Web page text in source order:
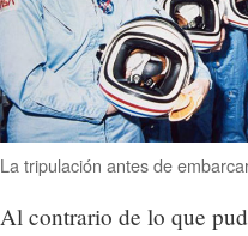
La tripulación antes de
Al contrario de lo que